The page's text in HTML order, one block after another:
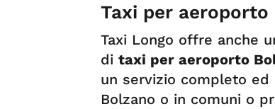
Taxi per aeroporto
Taxi Longo offre anche
di taxi per aeroporto
un servizio completo ed
Bolzano o in comuni o